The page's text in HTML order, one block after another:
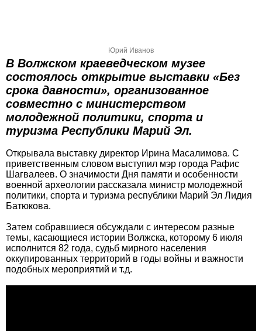
Юрий Иванов
В Волжском краеведческом музее
состоялось открытие выставки «Без
срока давности», организованное
совместно с министерством
молодежной политики, спорта и
туризма Республики Марий Эл.
Открывала выставку директор Ирина Масалимова. С
приветственным словом выступил мэр города Рафис
Шагвалеев. О значимости Дня памяти и особенности
военной археологии рассказала министр молодежной
политики, спорта и туризма республики Марий Эл Лидия
Батюкова.
Затем собравшиеся обсуждали с интересом разные
темы, касающиеся истории Волжска, которому 6 июля
исполнится 82 года, судьб мирного населения
оккупированных территорий в годы войны и важности
подобных мероприятий и т.д.